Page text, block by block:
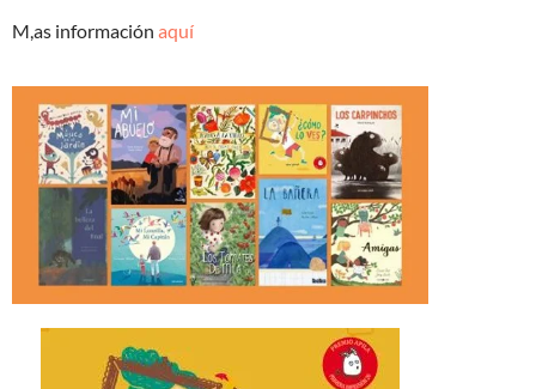
M,as información aquí